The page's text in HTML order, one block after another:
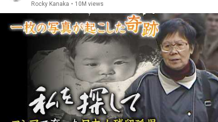
Rocky Kanaka • 10M views